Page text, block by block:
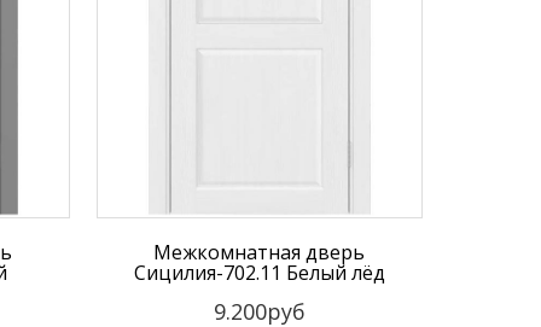
Межкомнатная дверь
Сицилия-702.11 Белый лёд
9.200руб